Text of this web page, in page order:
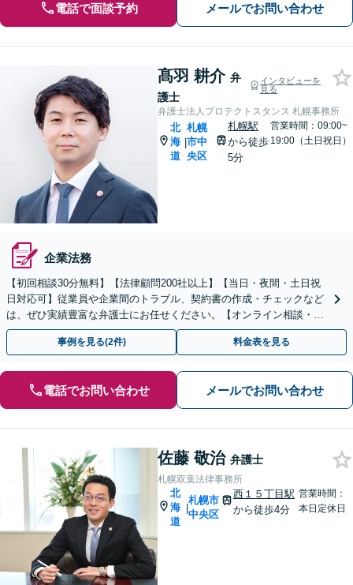
電話で面談予約 メールでお問い合わせ
髙羽 耕介 弁
護士
インタビューを
見る
弁護士法人プロテクトスタンス 札幌事務所
北
海
道
|
札幌
市中
央区
札幌駅
から徒歩
5分
営業時間：09:00~
19:00（土日祝日）
企業法務
【初回相談30分無料】【法律顧問200社以上】【当日・夜間・土日祝
日対応可】従業員や企業間のトラブル、契約書の作成・チェックなど
は、ぜひ実績豊富な弁護士にお任せください。【オンライン相談・電
子契約に対応】
事例を見る(2件) 料金表を見る
電話でお問い合わせ メールでお問い合わせ
佐藤 敬治 弁護士
札幌双葉法律事務所
北
海
道
|
札幌市
中央区
西１５丁目駅
から徒歩4分
営業時間：
本日定休日